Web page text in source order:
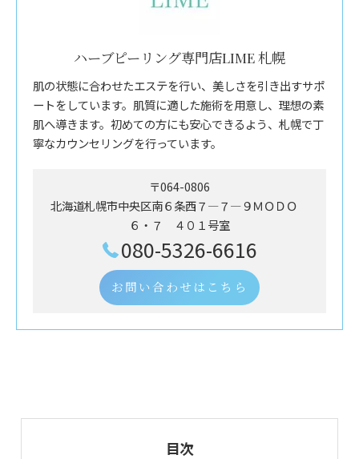
ハーブピーリング専門店LIME 札幌
肌の状態に合わせたエステを行い、美しさを引き出すサポ
ートをしています。肌質に適した施術を用意し、理想の素
肌へ導きます。初めての方にも安心できるよう、札幌で丁
寧なカウンセリングを行っています。
〒064-0806
北海道札幌市中央区南６条西７―７―９ＭＯＤＯ
６・７ ４０１号室
080-5326-6616
お問い合わせはこちら
目次